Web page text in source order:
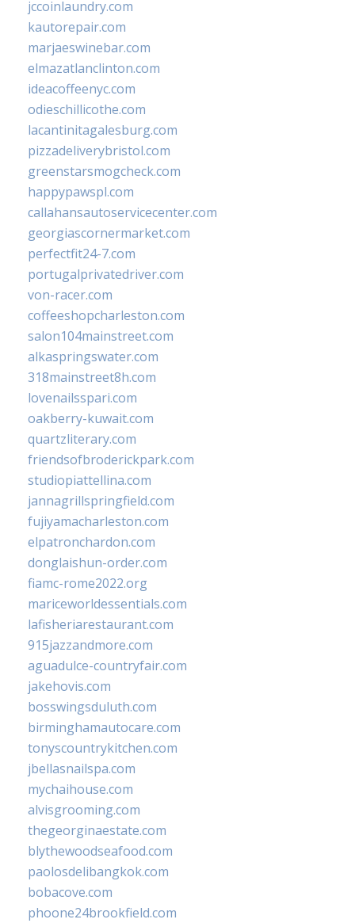
jccoinlaundry.com
kautorepair.com
marjaeswinebar.com
elmazatlanclinton.com
ideacoffeenyc.com
odieschillicothe.com
lacantinitagalesburg.com
pizzadeliverybristol.com
greenstarsmogcheck.com
happypawspl.com
callahansautoservicecenter.com
georgiascornermarket.com
perfectfit24-7.com
portugalprivatedriver.com
von-racer.com
coffeeshopcharleston.com
salon104mainstreet.com
alkaspringswater.com
318mainstreet8h.com
lovenailsspari.com
oakberry-kuwait.com
quartzliterary.com
friendsofbroderickpark.com
studiopiattellina.com
jannagrillspringfield.com
fujiyamacharleston.com
elpatronchardon.com
donglaishun-order.com
fiamc-rome2022.org
mariceworldessentials.com
lafisheriarestaurant.com
915jazzandmore.com
aguadulce-countryfair.com
jakehovis.com
bosswingsduluth.com
birminghamautocare.com
tonyscountrykitchen.com
jbellasnailspa.com
mychaihouse.com
alvisgrooming.com
thegeorginaestate.com
blythewoodseafood.com
paolosdelibangkok.com
bobacove.com
phoone24brookfield.com